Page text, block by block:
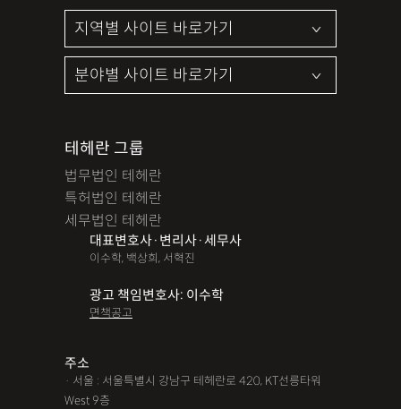
테헤란 그룹
법무법인 테헤란
특허법인 테헤란
세무법인 테헤란
대표변호사·변리사·세무사
이수학, 백상희, 서혁진
광고 책임변호사: 이수학
면책공고
주소
· 서울 : 서울특별시 강남구 테헤란로 420, KT선릉타워
West 9층